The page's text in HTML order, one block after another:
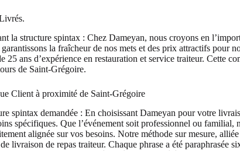
la structure spintax : Chez Dameyan, nous croyons en
la fraîcheur de nos mets et des prix attractifs pour
25 ans d’expérience en restauration et service traiteur. Cette
de Saint-Grégoire.
Client à proximité de Saint-Grégoire
spintax demandée : En choisissant Dameyan pour votre
spécifiques. Que l’événement soit professionnel ou
alignée sur vos besoins. Notre méthode sur mesure,
livraison de repas traiteur. Chaque phrase a été paraphrasée